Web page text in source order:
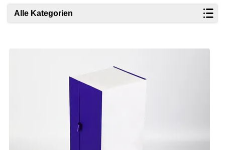
Alle Kategorien